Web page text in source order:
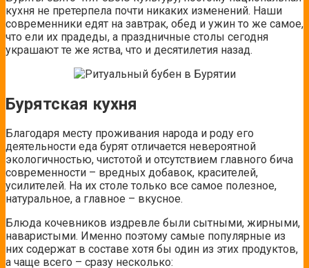
кухня не претерпела почти никаких изменений. Наши
современники едят на завтрак, обед и ужин то же самое,
что ели их прадеды, а праздничные столы сегодня
украшают те же яства, что и десятилетия назад.
Бурятская кухня
Благодаря месту проживания народа и роду его
деятельности еда бурят отличается невероятной
экологичностью, чистотой и отсутствием главного бича
современности – вредных добавок, красителей,
усилителей. На их столе только все самое полезное,
натуральное, а главное – вкусное.
Блюда кочевников издревле были сытными, жирными,
наваристыми. Именно поэтому самые популярные из
них содержат в составе хотя бы один из этих продуктов,
а чаще всего – сразу несколько: